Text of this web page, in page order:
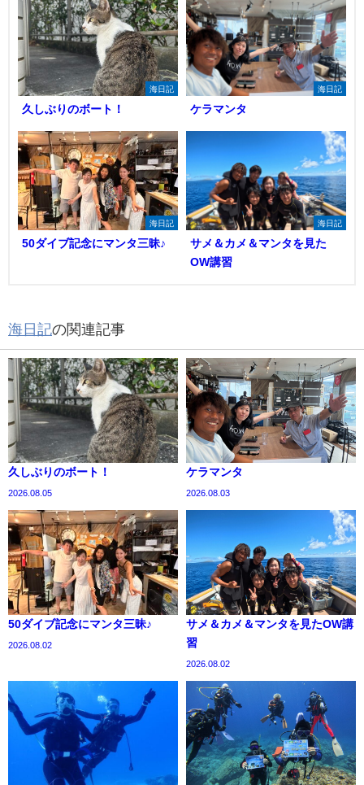
海日記
久しぶりのボート！
海日記
ケラマンタ
海日記
50ダイブ記念にマンタ三昧♪
海日記
サメ＆カメ＆マンタを見た
OW講習
海日記の関連記事
久しぶりのボート！
2026.08.05
ケラマンタ
2026.08.03
50ダイブ記念にマンタ三昧♪
2026.08.02
サメ＆カメ＆マンタを見たOW講
習
2026.08.02